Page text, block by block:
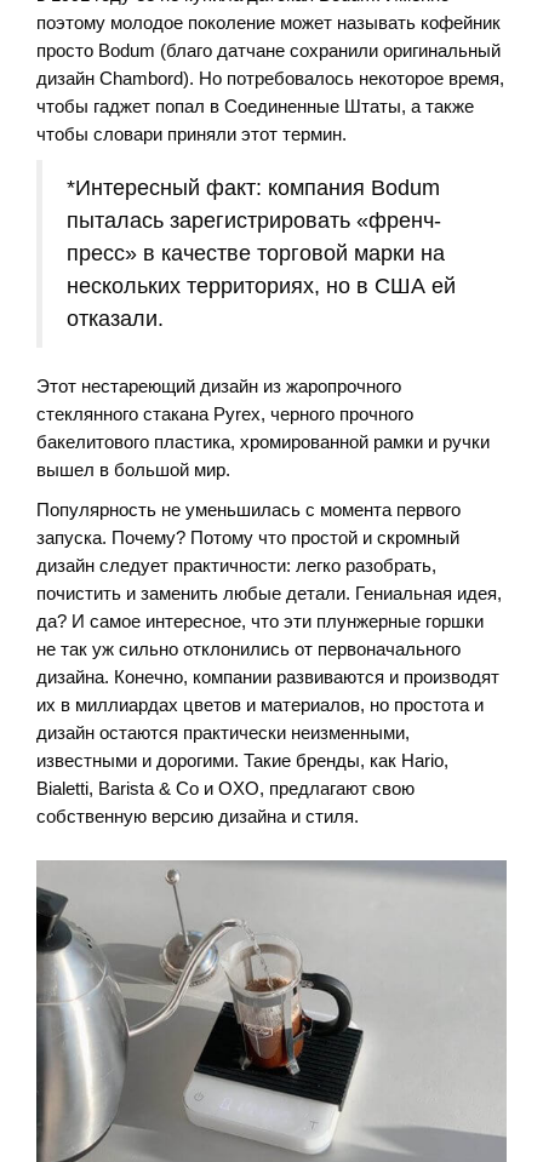
поэтому молодое поколение может называть кофейник
просто Bodum (благо датчане сохранили оригинальный
дизайн Chambord). Но потребовалось некоторое время,
чтобы гаджет попал в Соединенные Штаты, а также
чтобы словари приняли этот термин.
*Интересный факт: компания Bodum
пыталась зарегистрировать «френч-
пресс» в качестве торговой марки на
нескольких территориях, но в США ей
отказали.
Этот нестареющий дизайн из жаропрочного
стеклянного стакана Pyrex, черного прочного
бакелитового пластика, хромированной рамки и ручки
вышел в большой мир.
Популярность не уменьшилась с момента первого
запуска. Почему? Потому что простой и скромный
дизайн следует практичности: легко разобрать,
почистить и заменить любые детали. Гениальная идея,
да? И самое интересное, что эти плунжерные горшки
не так уж сильно отклонились от первоначального
дизайна. Конечно, компании развиваются и производят
их в миллиардах цветов и материалов, но простота и
дизайн остаются практически неизменными,
известными и дорогими. Такие бренды, как Hario,
Bialetti, Barista & Co и OXO, предлагают свою
собственную версию дизайна и стиля.